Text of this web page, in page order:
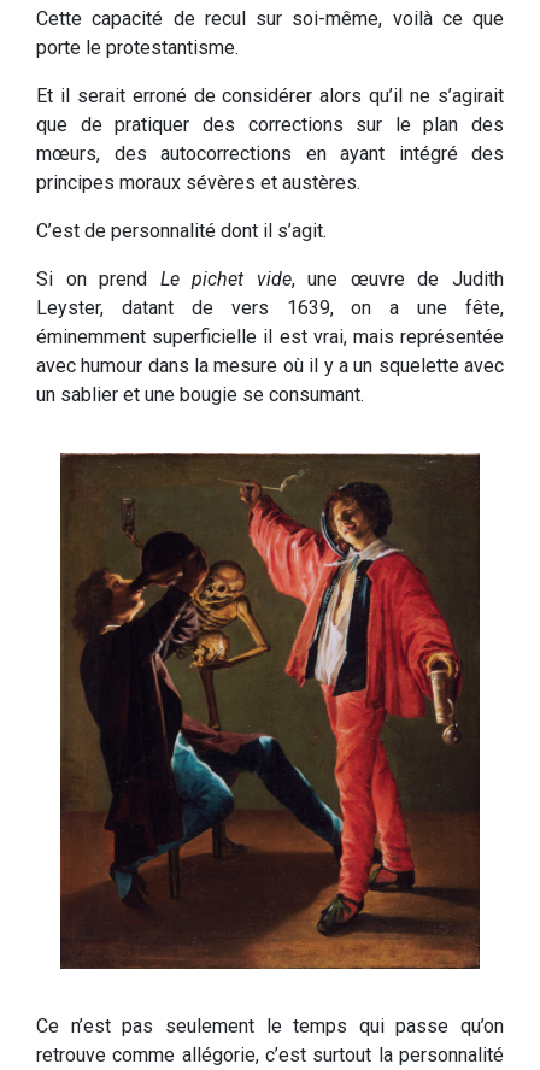
Cette capacité de recul sur soi-même, voilà ce que
porte le protestantisme.
Et il serait erroné de considérer alors qu’il ne s’agirait
que de pratiquer des corrections sur le plan des
mœurs, des autocorrections en ayant intégré des
principes moraux sévères et austères.
C’est de personnalité dont il s’agit.
Si on prend Le pichet vide, une œuvre de Judith
Leyster, datant de vers 1639, on a une fête,
éminemment superficielle il est vrai, mais représentée
avec humour dans la mesure où il y a un squelette avec
un sablier et une bougie se consumant.
Ce n’est pas seulement le temps qui passe qu’on
retrouve comme allégorie, c’est surtout la personnalité